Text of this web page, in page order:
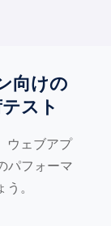
向けの
スト
ウェブアプ
パフォーマ
。